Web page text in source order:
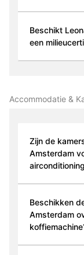
Beschikt
een
Accommodatie &
Zijn de
Amsterdam
Beschikken
Amsterdam